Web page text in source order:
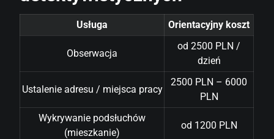
Usługa Orientacyjny koszt
Obserwacja
od 2500 PLN /
dzień
Ustalenie adresu / miejsca pracy
2500 PLN – 6000
PLN
Wykrywanie podsłuchów
(mieszkanie)
od 1200 PLN